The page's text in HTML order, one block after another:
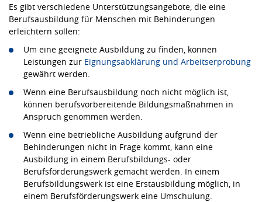
Es gibt verschiedene Unterstützungsangebote, die eine
Berufsausbildung für Menschen mit Behinderungen
erleichtern sollen:
Um eine geeignete Ausbildung zu finden, können
Leistungen zur Eignungsabklärung und Arbeitserprobung
gewährt werden.
Wenn eine Berufsausbildung noch nicht möglich ist,
können berufsvorbereitende Bildungsmaßnahmen in
Anspruch genommen werden.
Wenn eine betriebliche Ausbildung aufgrund der
Behinderungen nicht in Frage kommt, kann eine
Ausbildung in einem Berufsbildungs- oder
Berufsförderungswerk gemacht werden. In einem
Berufsbildungswerk ist eine Erstausbildung möglich, in
einem Berufsförderungswerk eine Umschulung.